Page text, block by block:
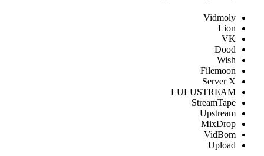
Vidmoly
Lion
VK
Dood
Wish
Filemoon
Server X
LULUSTREAM
StreamTape
Upstream
MixDrop
VidBom
Upload